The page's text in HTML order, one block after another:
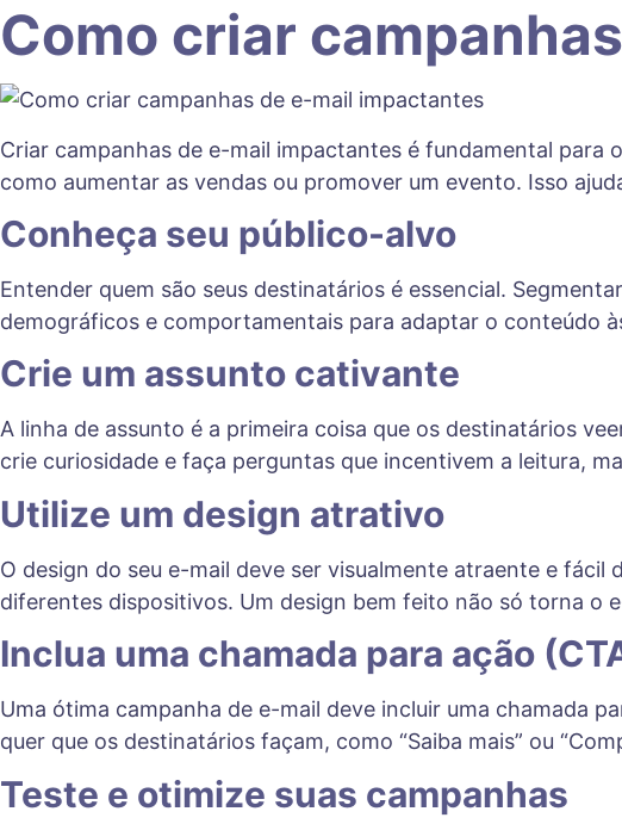
Como criar
Criar campanhas de e-mail impactantes é fundamental para
como aumentar as vendas ou promover um evento. Isso
Conheça seu público-alvo
Entender quem são seus destinatários é essencial.
demográficos e comportamentais para adaptar o conteúdo
Crie um assunto cativante
A linha de assunto é a primeira coisa que os destinatários
crie curiosidade e faça perguntas que incentivem a leitura,
Utilize um design atrativo
O design do seu e-mail deve ser visualmente atraente e fácil
diferentes dispositivos. Um design bem feito não só torna o
Inclua uma chamada para ação
Uma ótima campanha de e-mail deve incluir uma chamada
quer que os destinatários façam, como “Saiba mais” ou
Teste e otimize suas campanhas